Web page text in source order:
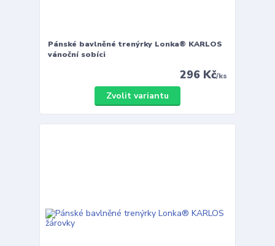
Pánské bavlněné trenýrky Lonka® KARLOS
vánoční sobíci
296 Kč/ks
Zvolit variantu